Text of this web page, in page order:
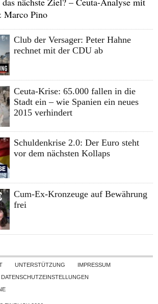
Marco Pino
Club der Versager: Peter Hahne
rechnet mit der CDU ab
Ceuta-Krise: 65.000 fallen in die
Stadt ein – wie Spanien ein neues
2015 verhindert
Schuldenkrise 2.0: Der Euro steht
vor dem nächsten Kollaps
Cum-Ex-Kronzeuge auf Bewährung
frei
Skip to content
UNTERSTÜTZUNG
IMPRESSUM
DATENSCHUTZEINSTELLUNGEN